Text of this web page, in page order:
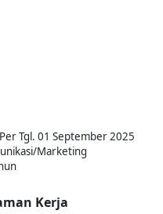
Tgl. 01 September 2025
Marketing
Kerja